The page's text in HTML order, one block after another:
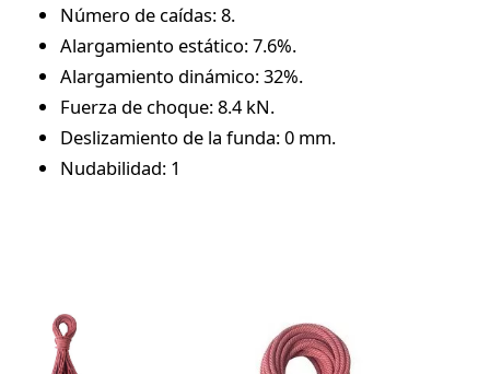
Número de caídas: 8.
Alargamiento estático: 7.6%.
Alargamiento dinámico: 32%.
Fuerza de choque: 8.4 kN.
Deslizamiento de la funda: 0 mm.
Nudabilidad: 1